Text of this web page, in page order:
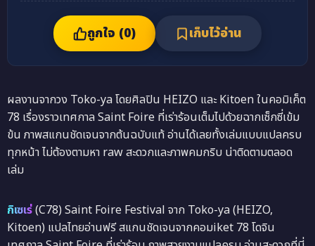
ถูกใจ (0) เก็บไว้อ่าน
ผลงานจากวง Toko-ya โดยศิลปิน HEIZO และ Kitoen ในคอมิเค็ต
78 เรื่องราวเทศกาล Saint Foire ที่เร่าร้อนเต็มไปด้วยฉากเซ็กซี่เข้ม
ข้น ภาพสแกนชัดเจนจากต้นฉบับแท้ อ่านได้เลยทั้งเล่มแบบแปลครบ
ทุกหน้า ไม่ต้องตามหา raw สะดวกและภาพคมกริบ น่าติดตามตลอด
เล่ม
กิเซเร่(C78) Saint Foire Festival จาก Toko-ya (HEIZO,
Kitoen) แปลไทยอ่านฟรี สแกนชัดเจนจากคอมiket 78 โดจิน